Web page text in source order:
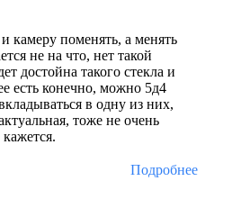
и камеру поменять, а менять
не на что, нет такой
достойна такого стекла и
есть конечно, можно 5д4
в одну из них,
тоже не очень
Подробнее